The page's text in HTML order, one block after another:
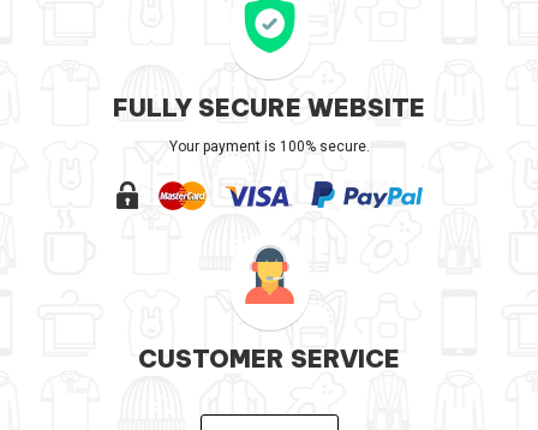
FULLY SECURE WEBSITE
Your payment is 100% secure.
CUSTOMER SERVICE